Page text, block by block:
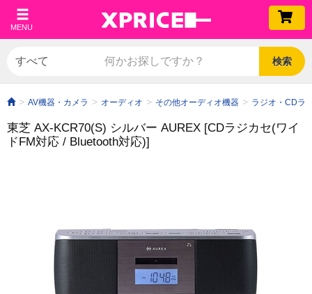
MENU
検索
AV機器・カメラ オーディオ その他オーディオ機器 ラジオ・CDラ
東芝 AX-KCR70(S) シルバー AUREX [CDラジカセ(ワイ
ドFM対応 / Bluetooth対応)]